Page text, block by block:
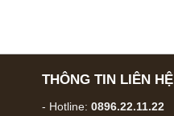
THÔNG TIN LIÊN HỆ
- Hotline: 0896.22.11.22